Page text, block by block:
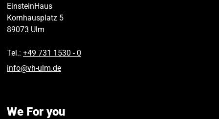
EinsteinHaus
Kornhausplatz 5
89073 Ulm
Tel.: +49 731 1530 ‑ 0
info@vh-ulm.de
We For you